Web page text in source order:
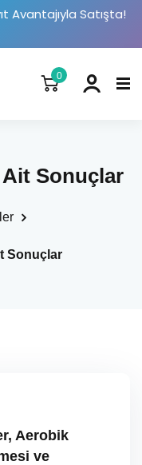
Avantajıyla Satışta!
0
Sonuçlar
Sonuçlar
Aerobik
ve